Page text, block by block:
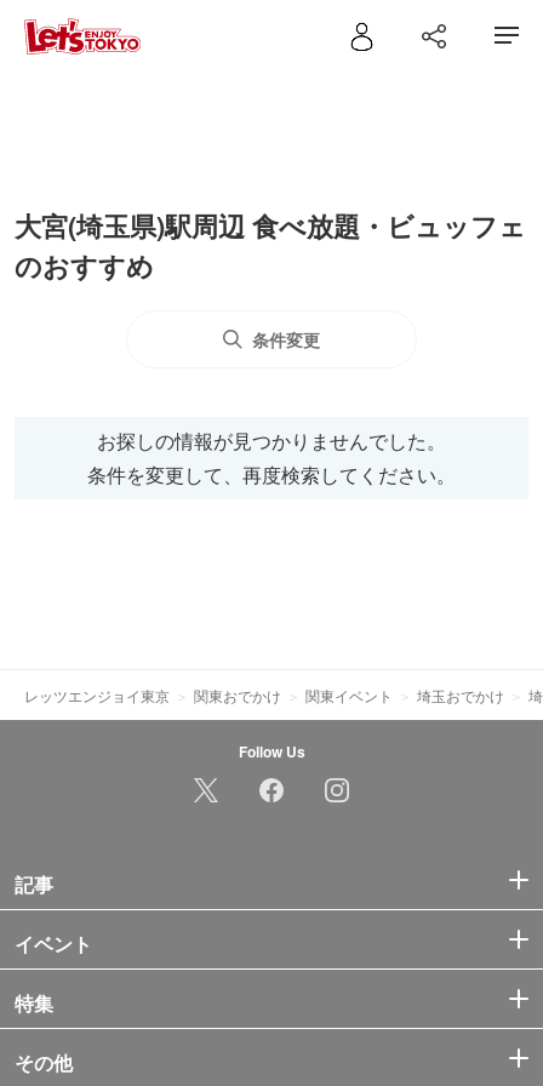
大宮(埼玉県)駅周辺 食べ放題・ビュッフェ
のおすすめ
条件変更
お探しの情報が見つかりませんでした。
条件を変更して、再度検索してください。
レッツエンジョイ東京 関東おでかけ 関東イベント 埼玉おでかけ
Follow Us
記事
イベント
特集
その他